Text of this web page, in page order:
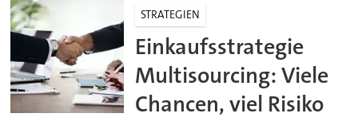
STRATEGIEN
Einkaufsstrategie
Multisourcing: Viele
Chancen, viel Risiko